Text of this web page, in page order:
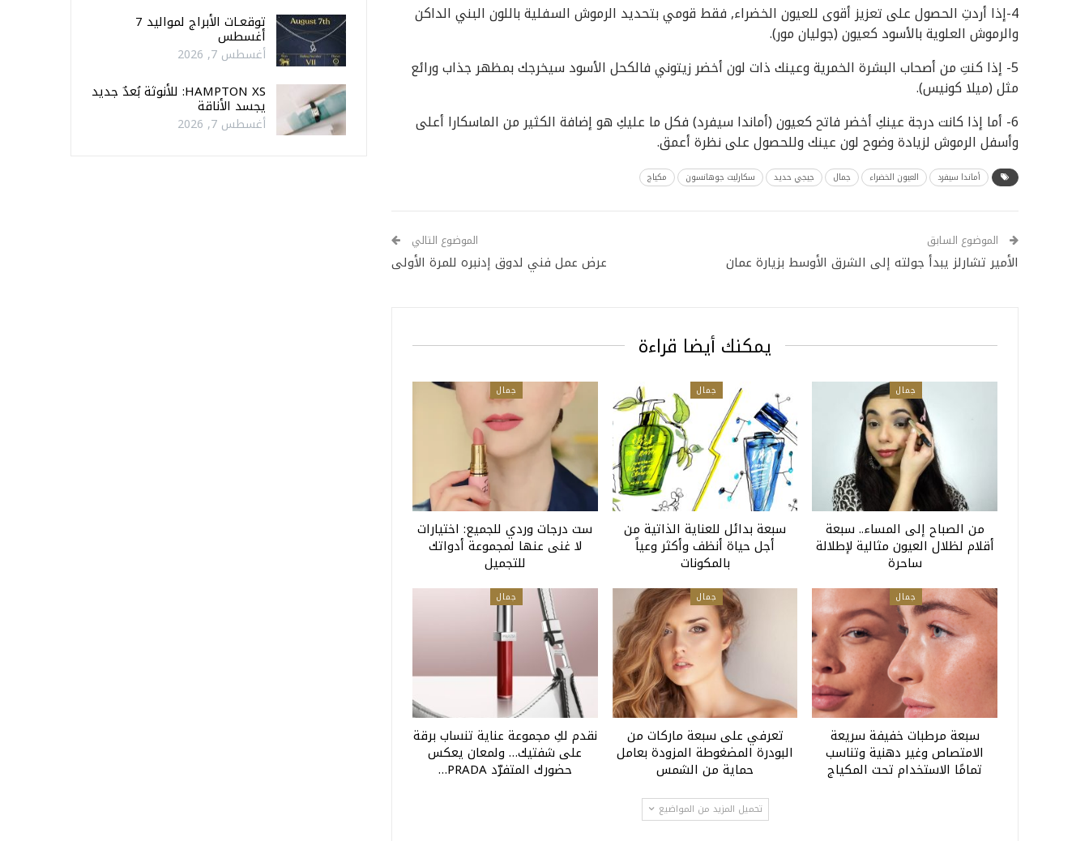
4-إذا أردتِ الحصول على تعزيز أقوى للعيون الخضراء, فقط قومي بتحديد الرموش السفلية باللون البني الداكن
والرموش العلوية بالأسود كعيون (جوليان مور).
5- إذا كنتِ من أصحاب البشرة الخمرية وعينك ذات لون أخضر زيتوني فالكحل الأسود سيخرجك بمظهر جذاب ورائع
مثل (ميلا كونيس).
6- أما إذا كانت درجة عينكِ أخضر فاتح كعيون (أماندا سيفرد) فكل ما عليكِ هو إضافة الكثير من الماسكارا أعلى
وأسفل الرموش لزيادة وضوح لون عينك وللحصول على نظرة أعمق.
أماندا سيفرد العيون الخضراء جمال جيجي حديد سكارليت جوهانسون مكياج
الموضوع السابق
الأمير تشارلز يبدأ جولته إلى الشرق الأوسط بزيارة عمان
الموضوع التالي
عرض عمل فني لدوق إدنبره للمرة الأولى
يمكنك أيضا قراءة
جمال
من الصباح إلى المساء.. سبعة
أقلام لظلال العيون مثالية لإطلالة
ساحرة
جمال
سبعة بدائل للعناية الذاتية من
أجل حياة أنظف وأكثر وعياً
بالمكونات
جمال
ست درجات وردي للجميع: اختيارات
لا غنى عنها لمجموعة أدواتك
للتجميل
جمال
سبعة مرطبات خفيفة سريعة
الامتصاص وغير دهنية وتناسب
تمامًا الاستخدام تحت المكياج
جمال
تعرفي على سبعة ماركات من
البودرة المضغوطة المزودة بعامل
حماية من الشمس
جمال
نقدم لكِ مجموعة عناية تنساب برقة
على شفتيك… ولمعان يعكس
حضورك المتفرّد PRADA…
تحميل المزيد من المواضيع
توقعـات الأبراج لمواليد 7
أغسطس
أغسطس 7, 2026
HAMPTON XS: للأنوثة بُعدٌ جديد
يجسد الأناقة
أغسطس 7, 2026